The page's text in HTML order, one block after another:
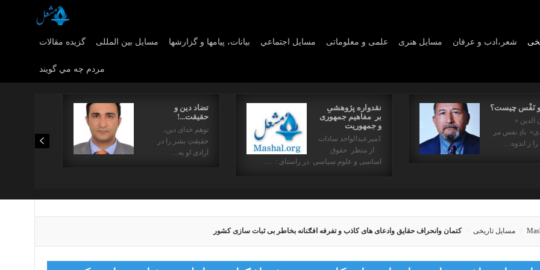
گزیده مقالات مسایل بین المللی بیانات، پیامها و گزارشها مسايل اجتماعي علمی و معلوماتی مسايل هنری شعر،ادب و عرفان
مردم چه مي گويند
تضاد دین و
حقیقت...!
توهم خدای دین،
حقیقتِ بشر را در
آزادی او به…
نقدواره پژوهشیِ
بر مفاهیم جمهوری
و جمهوریت
1میرعبدالواحد سادات
از منظر حقوق
اساسی و علوم سیاسی در راستای : …
و نَفْس چیست؟
الدین «
بادِ نفس مر
را ز اندوه…
مسایل تاریخی کتمان وانحراف حقایق وادعای های کاذب و تفرفه افګنانه بخاطر بی ثبات سازی کشور